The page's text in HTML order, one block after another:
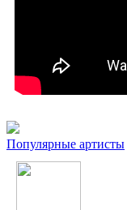
Популярные артисты